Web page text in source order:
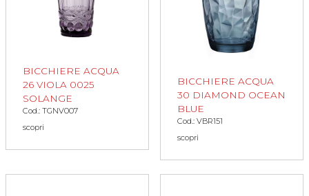
BICCHIERE ACQUA
26 VIOLA 0025
SOLANGE
Cod.: TGNV007
scopri
BICCHIERE ACQUA
30 DIAMOND OCEAN
BLUE
Cod.: VBR151
scopri